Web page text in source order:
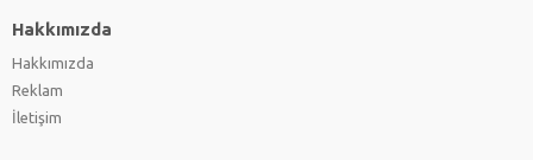
Hakkımızda
Hakkımızda
Reklam
İletişim